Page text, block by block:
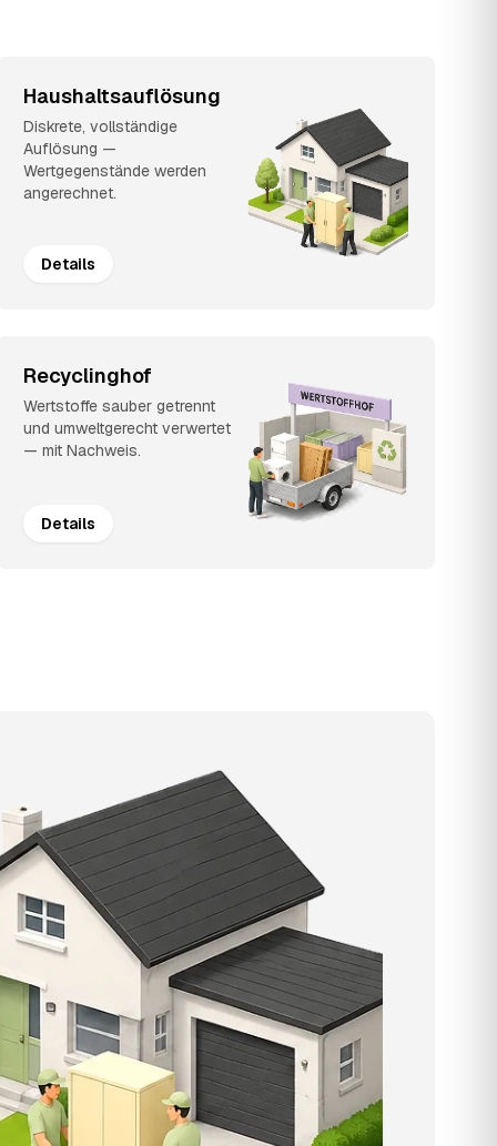
Haushaltsauflösung
Diskrete, vollständige
Auflösung —
Wertgegenstände werden
angerechnet.
Details
Recyclinghof
Wertstoffe sauber getrennt
und umweltgerecht verwertet
— mit Nachweis.
Details